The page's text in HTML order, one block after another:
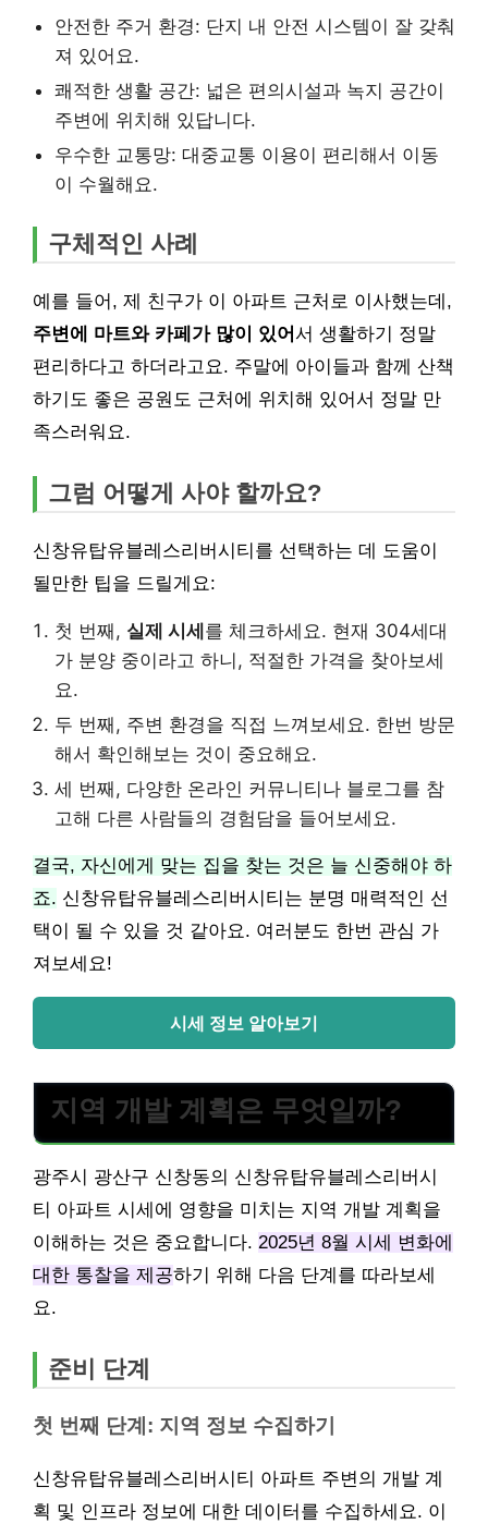
안전한 주거 환경: 단지 내 안전 시스템이 잘 갖춰
져 있어요.
쾌적한 생활 공간: 넓은 편의시설과 녹지 공간이
주변에 위치해 있답니다.
우수한 교통망: 대중교통 이용이 편리해서 이동
이 수월해요.
구체적인 사례
예를 들어, 제 친구가 이 아파트 근처로 이사했는데,
주변에 마트와 카페가 많이 있어 서 생활하기 정말
편리하다고 하더라고요. 주말에 아이들과 함께 산책
하기도 좋은 공원도 근처에 위치해 있어서 정말 만
족스러워요.
그럼 어떻게 사야 할까요?
신창유탑유블레스리버시티를 선택하는 데 도움이
될만한 팁을 드릴게요:
첫 번째, 실제 시세 를 체크하세요. 현재 304세대
가 분양 중이라고 하니, 적절한 가격을 찾아보세
요.
두 번째, 주변 환경을 직접 느껴보세요. 한번 방문
해서 확인해보는 것이 중요해요.
세 번째, 다양한 온라인 커뮤니티나 블로그를 참
고해 다른 사람들의 경험담을 들어보세요.
결국, 자신에게 맞는 집을 찾는 것은 늘 신중해야 하
죠. 신창유탑유블레스리버시티는 분명 매력적인 선
택이 될 수 있을 것 같아요. 여러분도 한번 관심 가
져보세요!
시세 정보 알아보기
지역 개발 계획은 무엇일까?
광주시 광산구 신창동의 신창유탑유블레스리버시
티 아파트 시세에 영향을 미치는 지역 개발 계획을
이해하는 것은 중요합니다. 2025년 8월 시세 변화에
대한 통찰을 제공하기 위해 다음 단계를 따라보세
요.
준비 단계
첫 번째 단계: 지역 정보 수집하기
신창유탑유블레스리버시티 아파트 주변의 개발 계
획 및 인프라 정보에 대한 데이터를 수집하세요. 이